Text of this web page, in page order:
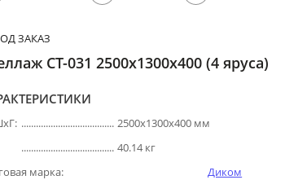
ЗАКАЗ
СТ-031 2500х1300х400 (4 яруса)
2500х1300х400 мм
40.14 кг
марка:
Диком